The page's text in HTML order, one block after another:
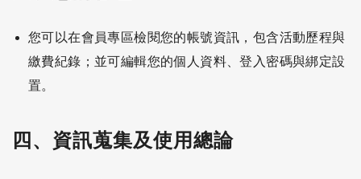
您可以在會員專區檢閱您的帳號資訊，包含活動歷程與
繳費紀錄；並可編輯您的個人資料、登入密碼與綁定設
置。
四、資訊蒐集及使用總論